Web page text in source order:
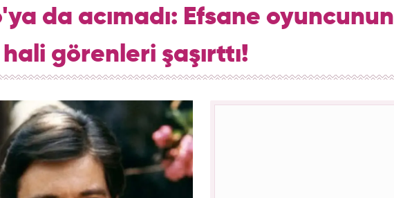
da acımadı: Efsane oyuncunun
görenleri şaşırttı!